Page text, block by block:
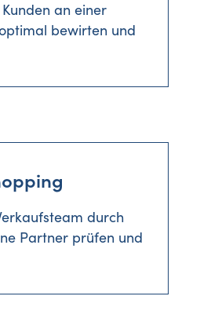
an einer
bewirten und
durch
Partner prüfen und